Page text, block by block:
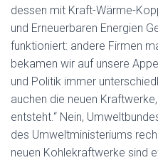
dessen mit Kraft-Wärme-
und Erneuerbaren Energien
funktioniert: andere Firmen
bekamen wir auf unsere
und Politik immer
auchen die neuen
entsteht.“ Nein,
des Umweltministeriums
neuen Kohlekraftwerke sind